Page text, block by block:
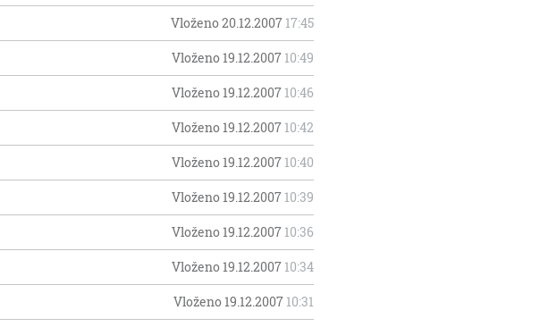
Vloženo 20.12.2007 17:45
Vloženo 19.12.2007 10:49
Vloženo 19.12.2007 10:46
Vloženo 19.12.2007 10:42
Vloženo 19.12.2007 10:40
Vloženo 19.12.2007 10:39
Vloženo 19.12.2007 10:36
Vloženo 19.12.2007 10:34
Vloženo 19.12.2007 10:31